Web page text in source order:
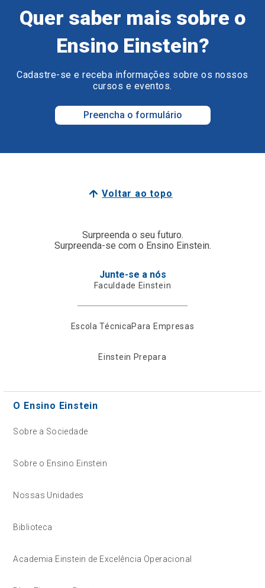
Quer saber mais sobre o
Ensino Einstein?
Cadastre-se e receba informações sobre os nossos
cursos e eventos.
Preencha o formulário
Voltar ao topo
Surpreenda o seu futuro.
Surpreenda-se com o Ensino Einstein.
Junte-se a nós
Faculdade Einstein
Escola TécnicaPara Empresas
Einstein Prepara
O Ensino Einstein
Sobre a Sociedade
Sobre o Ensino Einstein
Nossas Unidades
Biblioteca
Academia Einstein de Excelência Operacional